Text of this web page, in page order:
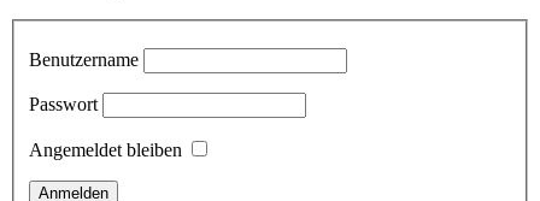
Benutzername
Passwort
Angemeldet bleiben